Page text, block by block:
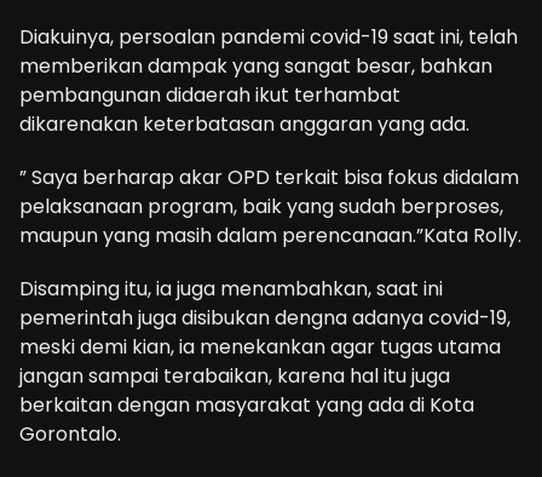
Diakuinya, persoalan pandemi covid-19 saat ini, telah
memberikan dampak yang sangat besar, bahkan
pembangunan didaerah ikut terhambat
dikarenakan keterbatasan anggaran yang ada.
” Saya berharap akar OPD terkait bisa fokus didalam
pelaksanaan program, baik yang sudah berproses,
maupun yang masih dalam perencanaan.”Kata Rolly.
Disamping itu, ia juga menambahkan, saat ini
pemerintah juga disibukan dengna adanya covid-19,
meski demi kian, ia menekankan agar tugas utama
jangan sampai terabaikan, karena hal itu juga
berkaitan dengan masyarakat yang ada di Kota
Gorontalo.